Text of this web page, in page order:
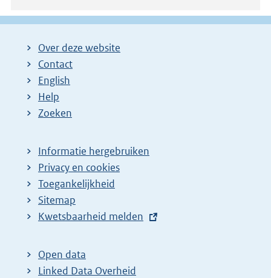
Over deze website
Contact
English
Help
Zoeken
Informatie hergebruiken
Privacy en cookies
Toegankelijkheid
Sitemap
E
t
e
Kwetsbaarheid melden
Open data
Linked Data Overheid